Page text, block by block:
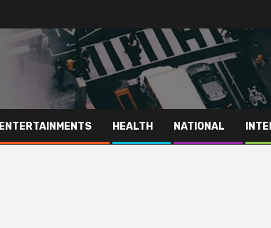
ENTERTAINMENTS HEALTH NATIONAL